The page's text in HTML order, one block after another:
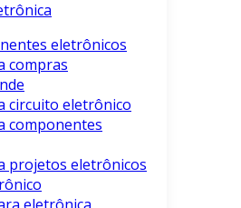
eletrônicos
compras
circuito eletrônico
componentes
projetos eletrônicos